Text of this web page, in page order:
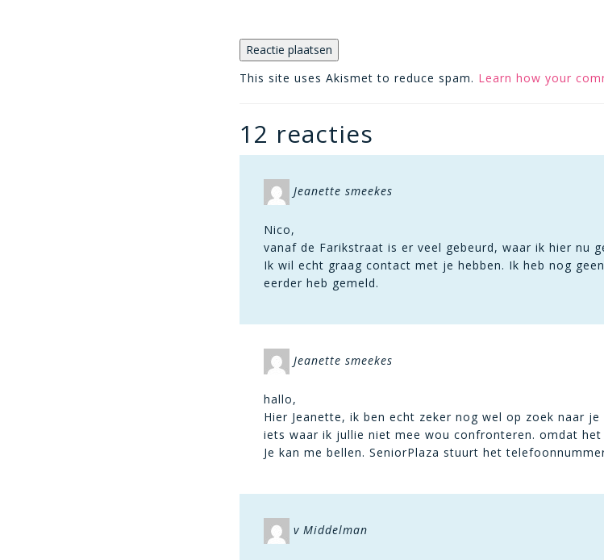
This site uses Akismet to reduce spam. Learn how your
12 reacties
Jeanette smeekes
Nico,
vanaf de Farikstraat is er veel gebeurd, waar ik hier nu
Ik wil echt graag contact met je hebben. Ik heb nog
eerder heb gemeld.
Jeanette smeekes
hallo,
Hier Jeanette, ik ben echt zeker nog wel op zoek naar
iets waar ik jullie niet mee wou confronteren. omdat het
Je kan me bellen. SeniorPlaza stuurt het
v Middelman